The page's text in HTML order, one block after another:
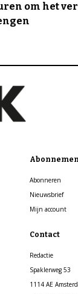
om het
Abonneren
Nieuwsbrief
Mijn account
Contact
Redactie
Spaklerweg 53
1114 AE